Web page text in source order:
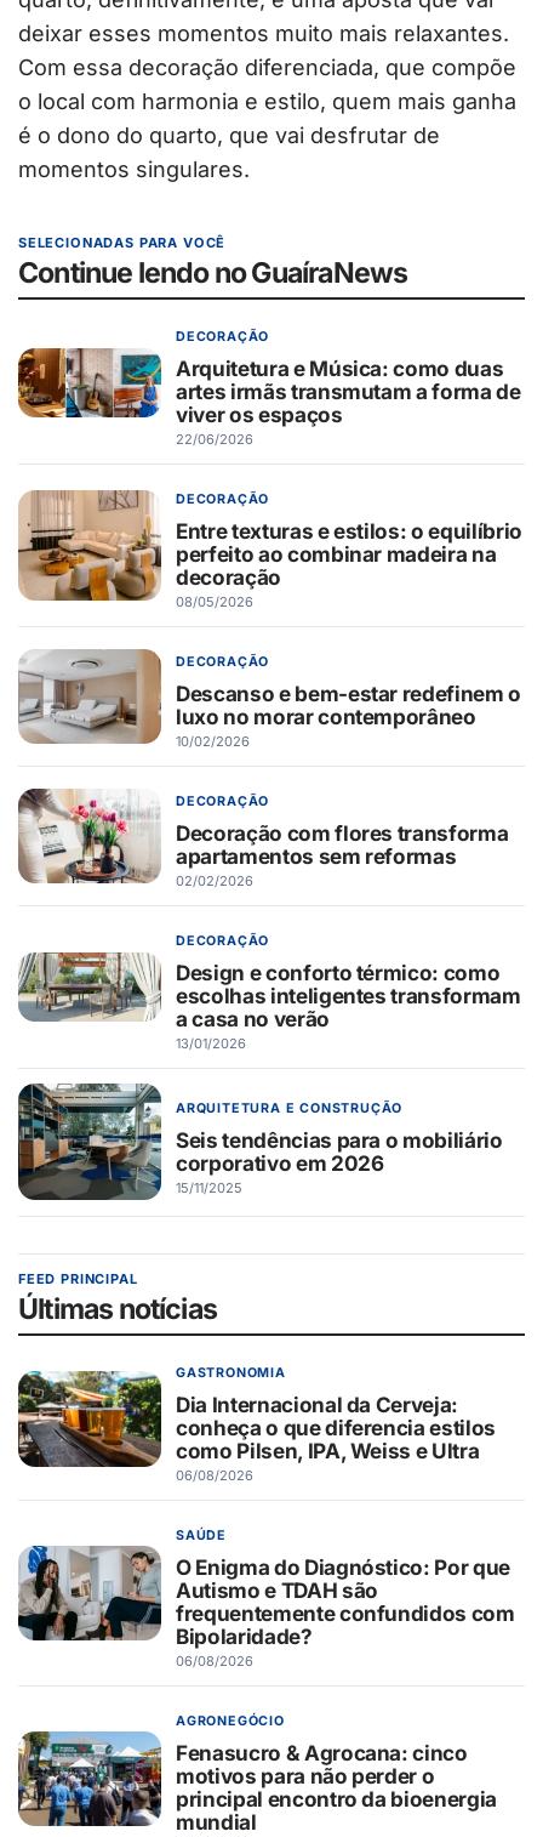
deixar esses momentos muito mais relaxantes.
Com essa decoração diferenciada, que compõe
o local com harmonia e estilo, quem mais ganha
é o dono do quarto, que vai desfrutar de
momentos singulares.
SELECIONADAS PARA VOCÊ
Continue lendo no GuaíraNews
DECORAÇÃO
Arquitetura e Música: como duas
artes irmãs transmutam a forma de
viver os espaços
22/06/2026
DECORAÇÃO
Entre texturas e estilos: o equilíbrio
perfeito ao combinar madeira na
decoração
08/05/2026
DECORAÇÃO
Descanso e bem-estar redefinem o
luxo no morar contemporâneo
10/02/2026
DECORAÇÃO
Decoração com flores transforma
apartamentos sem reformas
02/02/2026
DECORAÇÃO
Design e conforto térmico: como
escolhas inteligentes transformam
a casa no verão
13/01/2026
ARQUITETURA E CONSTRUÇÃO
Seis tendências para o mobiliário
corporativo em 2026
15/11/2025
FEED PRINCIPAL
Últimas notícias
GASTRONOMIA
Dia Internacional da Cerveja:
conheça o que diferencia estilos
como Pilsen, IPA, Weiss e Ultra
06/08/2026
SAÚDE
O Enigma do Diagnóstico: Por que
Autismo e TDAH são
frequentemente confundidos com
Bipolaridade?
06/08/2026
AGRONEGÓCIO
Fenasucro & Agrocana: cinco
motivos para não perder o
principal encontro da bioenergia
mundial